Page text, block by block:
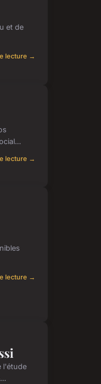
et de
lecture →
lecture →
lecture →
l'étude